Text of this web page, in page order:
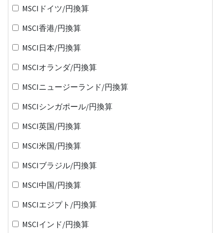
MSCIドイツ/円換算
MSCI香港/円換算
MSCI日本/円換算
MSCIオランダ/円換算
MSCIニュージーランド/円換算
MSCIシンガポール/円換算
MSCI英国/円換算
MSCI米国/円換算
MSCIブラジル/円換算
MSCI中国/円換算
MSCIエジプト/円換算
MSCIインド/円換算